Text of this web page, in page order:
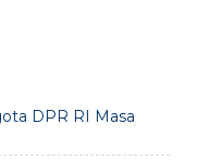
DPR RI Masa